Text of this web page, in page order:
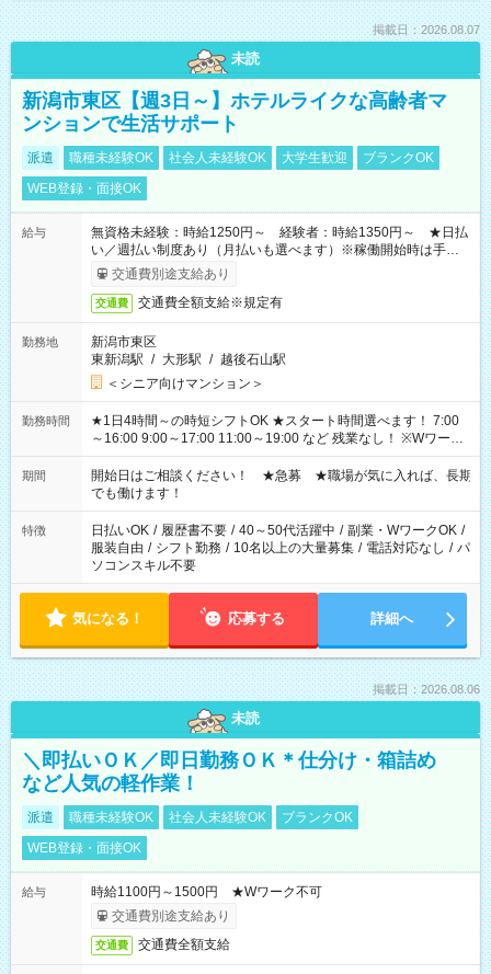
掲載日：2026.08.07
未読
新潟市東区【週3日～】ホテルライクな高齢者マ
ンションで生活サポート
派遣 職種未経験OK 社会人未経験OK 大学生歓迎
ブランクOK
WEB登録・面接OK
給与
無資格未経験：時給1250円～ 経験者：時給1350円～ ★日払
い／週払い制度あり（月払いも選べます）※稼働開始時は手続き
完了次第のお支払いとなります。
交通費別途支給あり
交通費 交通費全額支給※規定有
勤務地
新潟市東区
東新潟駅 / 大形駅 / 越後石山駅
＜シニア向けマンション＞
勤務時間
★1日4時間～の時短シフトOK ★スタート時間選べます！ 7:00
～16:00 9:00～17:00 11:00～19:00 など 残業なし！ ※Wワーク
の場合、他のお仕事と合わせ週40時間超の就業はご案内できま
せん ※法令に基づき、週20時間以上勤務は社会保険への加入対
象となります ※労働者派遣法（日雇い派遣の原則禁止）によ
り、短時間・短期間の就業はご案内が難しい場合があります
期間
開始日はご相談ください！ ★急募 ★職場が気に入れば、長期
でも働けます！
特徴 日払いOK / 履歴書不要 / 40～50代活躍中 / 副業・WワークOK /
服装自由 / シフト勤務 / 10名以上の大量募集 / 電話対応なし / パ
ソコンスキル不要
気になる！ 応募する 詳細へ
掲載日：2026.08.06
未読
＼即払いＯＫ／即日勤務ＯＫ＊仕分け・箱詰め
など人気の軽作業！
派遣 職種未経験OK 社会人未経験OK
ブランクOK
WEB登録・面接OK
給与
時給1100円～1500円 ★Wワーク不可
交通費別途支給あり
交通費 交通費全額支給